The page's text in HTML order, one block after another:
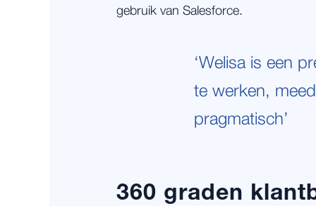
gebruik van Salesforce.
‘Welisa is een
te werken,
pragmatisch’
360 graden